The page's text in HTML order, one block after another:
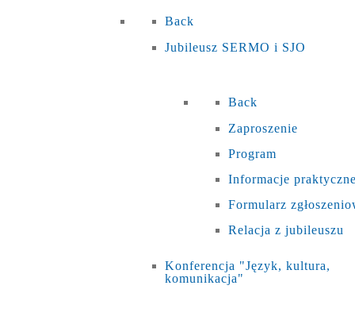
Back
Jubileusz SERMO i SJO
Back
Zaproszenie
Program
Informacje
Formularz
Relacja z jubileuszu
Konferencja "Język, kultura,
komunikacja"